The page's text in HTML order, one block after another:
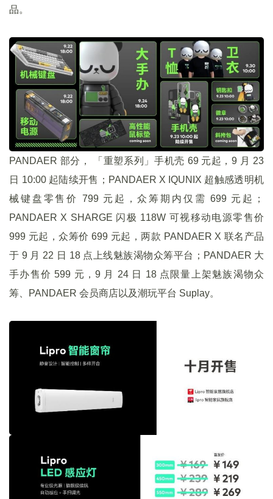
品。
PANDAER 部分， 「重塑系列」手机壳 69 元起，9 月 23
日 10:00 起陆续开售；PANDAER X IQUNIX 超触感透明机
械键盘零售价 799 元起，众筹期内仅需 699 元起；
PANDAER X SHARGE 闪极 118W 可视移动电源零售价
999 元起，众筹价 699 元起，两款 PANDAER X 联名产品
于 9 月 22 日 18 点上线魅族渴物众筹平台；PANDAER 大
手办售价 599 元，9 月 24 日 18 点限量上架魅族渴物众
筹、PANDAER 会员商店以及潮玩平台 Suplay。